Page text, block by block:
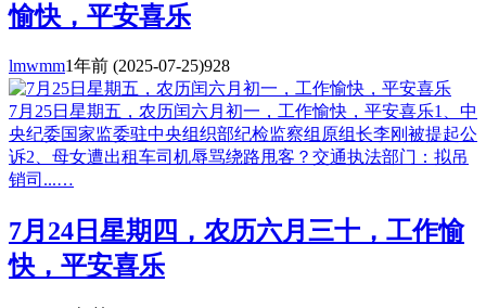
愉快，平安喜乐
lmwmm1年前 (2025-07-25)928
7月25日星期五，农历闰六月初一，工作愉快，平安喜乐1、中
央纪委国家监委驻中央组织部纪检监察组原组长李刚被提起公
诉2、母女遭出租车司机辱骂绕路甩客？交通执法部门：拟吊
销司...…
7月24日星期四，农历六月三十，工作愉
快，平安喜乐